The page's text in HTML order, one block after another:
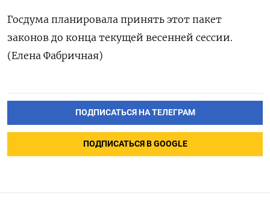
Госдума планировала ‌принять этот пакет
законов до конца текущей весенней сессии.
(Елена Фабричная)
ПОДПИСАТЬСЯ НА ТЕЛЕГРАМ
ПОДПИСАТЬСЯ В GOOGLE